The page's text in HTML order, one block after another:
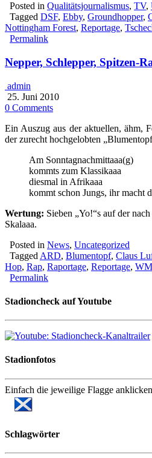
Posted in Qualitätsjournalismus, TV,
Tagged DSF, Ebby, Groundhopper,
Nottingham Forest, Reportage,
Permalink
Nepper, Schlepper, Spitzen-
admin
25. Juni 2010
0 Comments
Ein Auszug aus der aktuellen, ähm,
der zurecht hochgelobten
Am Sonntagnachmittaaa(g)
kommts zum Klassikaaa
diesmal in Afrikaaa
kommt schon Jungs, ihr macht
Wertung: Sieben „Yo!“s auf der
Skalaaa.
Posted in News, Uncategorized
Tagged ARD, Blumentopf, Claus
Hop, Rap, Raportage, Reportage, WM
Permalink
Stadioncheck auf Youtube
Stadionfotos
Einfach die jeweilige Flagge
Schlagwörter